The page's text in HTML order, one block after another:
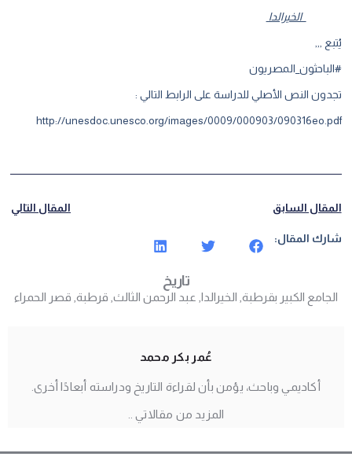
الخيرالدا
يُتبع ,,,
#الباحثون_المصريون
تجدون النص الأصلي للدراسة على الرابط التالي :
http://unesdoc.unesco.org/images/0009/000903/090316eo.pdf
المقال السابق المقال التالي
شارك المقال:
تاريخ
الجامع الكبير بقرطبة الخيرالدا عبد الرحمن الثالث قرطبة قصر الحمراء
عُمر بكر محمد
أكاديمي وباحث، يؤمن بأن لقراءة التاريخ ودراسته أبعادًا أخرى.
المزيد من مقالاتي ..